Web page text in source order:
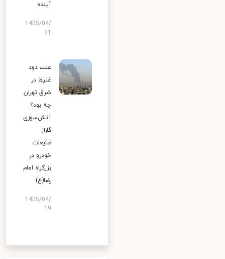
آینده
1405/04/
علت دود
غلیظ در
شرق تهران
چه بود؟
آتش‌سوزی
گاراژ
ضایعات
خودرو در
بزرگراه امام
رضا(ع)
1405/04/
19